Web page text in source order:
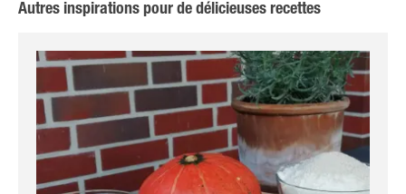
Autres inspirations pour de délicieuses recettes